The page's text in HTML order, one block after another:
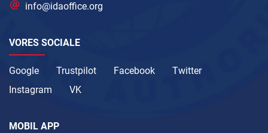
info@idaoffice.org
VORES SOCIALE
Google Trustpilot Facebook
Twitter
Instagram
VK
MOBIL APP